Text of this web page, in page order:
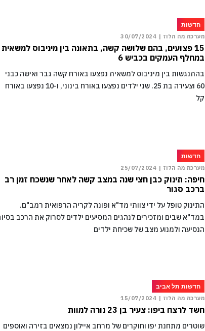
חדשות
מערכת מה הלוז | 30/07/2024
15 פצועים, בהם שלושה קשה, בתאונה בין מיניבוס למשאית
במחלף העמקים בכביש 6
בהתנגשות בין מיניבוס למשאית נפצעו באורח קשה גבר ואישה כבני
60 וצעירה בת 25. שני ילדים נפצעו באורח בינוני, ו-10 נפצעו באורח
קל
חדשות
מערכת מה הלוז | 25/07/2024
חיפה: תינוק כבן חצי שנה במצב קשה לאחר שנשכח זמן רב
ברכב סגור
התינוק טופל על ידי צוותי מד"א ופונה לקריה הרפואית רמב"ם.
במד"א שבים ומזכירים לנהגים המסיעים ילדים לסרוק את הרכב בסיום
הנסיעה ולמנוע מצב של שכיחת ילדים
חדשות תל אביב
מערכת מה הלוז | 15/07/2024
חשד לרצח ביפו: צעיר בן 23 נורה למוות
שוטרים מתחנת יפו וחוקרים של מרחב איילון נמצאים בזירה ואוספים